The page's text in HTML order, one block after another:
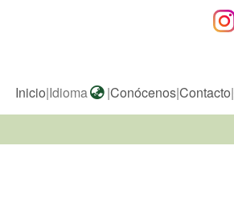
Inicio|Idioma |Conócenos|Contacto|